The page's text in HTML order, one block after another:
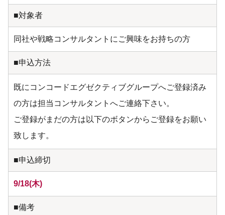
■対象者
同社や戦略コンサルタントにご興味をお持ちの方
■申込方法
既にコンコードエグゼクティブグループへご登録済み
の方は担当コンサルタントへご連絡下さい。
ご登録がまだの方は以下のボタンからご登録をお願い
致します。
■申込締切
9/18(木)
■備考